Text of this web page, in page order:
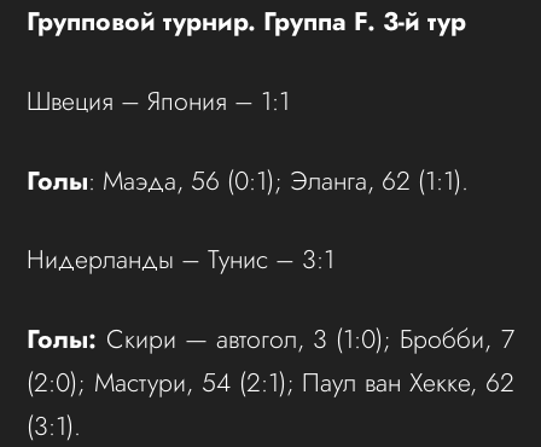
Групповой турнир. Группа F. 3-й тур
Швеция – Япония – 1:1
Голы: Маэда, 56 (0:1); Эланга, 62 (1:1).
Нидерланды – Тунис – 3:1
Голы: Скири — автогол, 3 (1:0); Бробби, 7
(2:0); Мастури, 54 (2:1); Паул ван Хекке, 62
(3:1).